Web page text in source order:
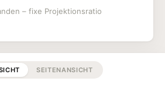
– fixe Projektionsratio
SEITENANSICHT